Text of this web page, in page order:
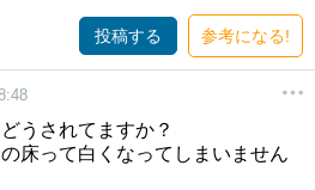
投稿する 参考になる!
うされてますか？
床って白くなってしまいません